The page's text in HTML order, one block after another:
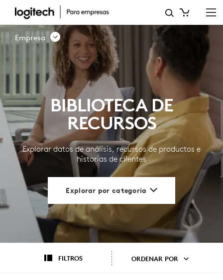
BIBLIOTECA
DE
RECURSOS
LOGITECH
PARA
EMPRESAS
Empresa
BIBLIOTECA DE
RECURSOS
Explorar datos de análisis, recursos de productos e
historias de clientes
Explorar por categoría
FILTROS ORDENAR POR